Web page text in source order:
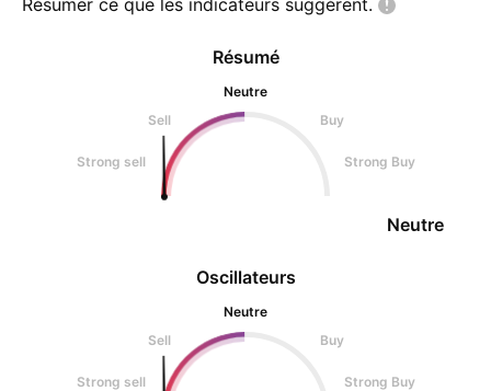
Résumer ce que les indicateurs suggèrent.
Oscillateurs
Neutre
Sell
Buy
Strong sell Strong Buy
Résumé
Neutre
Sell
Buy
Strong sell Strong Buy
Neutre